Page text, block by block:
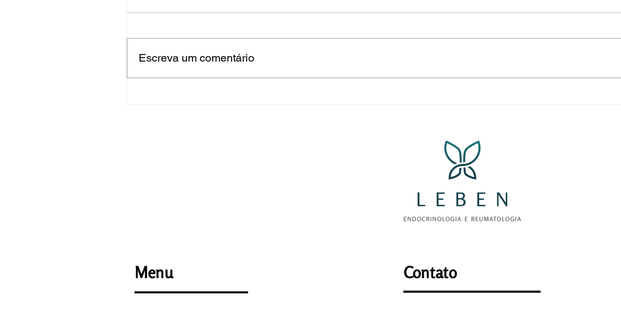
Escreva um comentário
Menu Contato